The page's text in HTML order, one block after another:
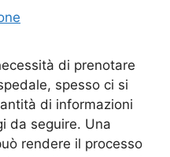
di prenotare
spesso ci si
di informazioni
da seguire. Una
rendere il processo